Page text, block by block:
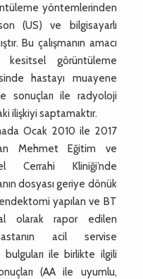
yöntemlerinden
(US) ve bilgisayarlı
Bu çalışmanın amacı
kesitsel görüntüleme
hastayı muayene
sonuçları ile radyoloji
ilişkiyi saptamaktır.
Ocak 2010 ile 2017
Mehmet Eğitim ve
Cerrahi Kliniği’nde
dosyası geriye dönük
yapılan ve BT
olarak rapor edilen
acil servise
bulguları ile birlikte ilgili
(AA ile uyumlu,